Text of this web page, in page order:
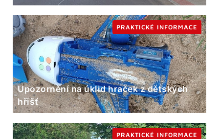
Upozornění na úklid hraček z dětských
hřišť
PRAKTICKÉ INFORMACE
PRAKTICKÉ INFORMACE